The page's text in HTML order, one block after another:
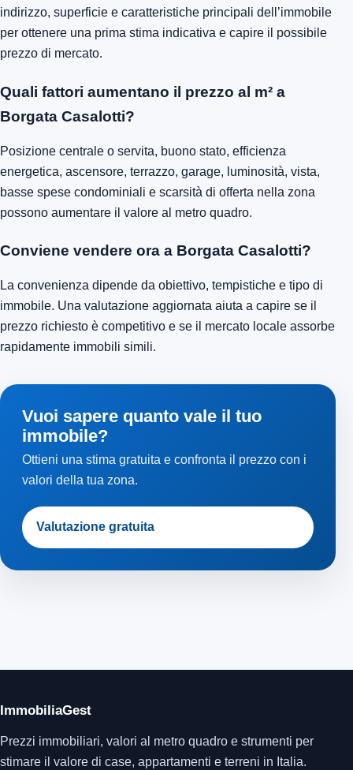
indirizzo, superficie e caratteristiche principali dell’immobile
per ottenere una prima stima indicativa e capire il possibile
prezzo di mercato.
Quali fattori aumentano il prezzo al m² a
Borgata Casalotti?
Posizione centrale o servita, buono stato, efficienza
energetica, ascensore, terrazzo, garage, luminosità, vista,
basse spese condominiali e scarsità di offerta nella zona
possono aumentare il valore al metro quadro.
Conviene vendere ora a Borgata Casalotti?
La convenienza dipende da obiettivo, tempistiche e tipo di
immobile. Una valutazione aggiornata aiuta a capire se il
prezzo richiesto è competitivo e se il mercato locale assorbe
rapidamente immobili simili.
Vuoi sapere quanto vale il tuo
immobile?
Ottieni una stima gratuita e confronta il prezzo con i
valori della tua zona.
Valutazione gratuita
ImmobiliaGest
Prezzi immobiliari, valori al metro quadro e strumenti per
stimare il valore di case, appartamenti e terreni in Italia.